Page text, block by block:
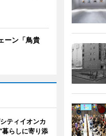
ーン「鳥貴
ティイオンカ
暮らしに寄り添